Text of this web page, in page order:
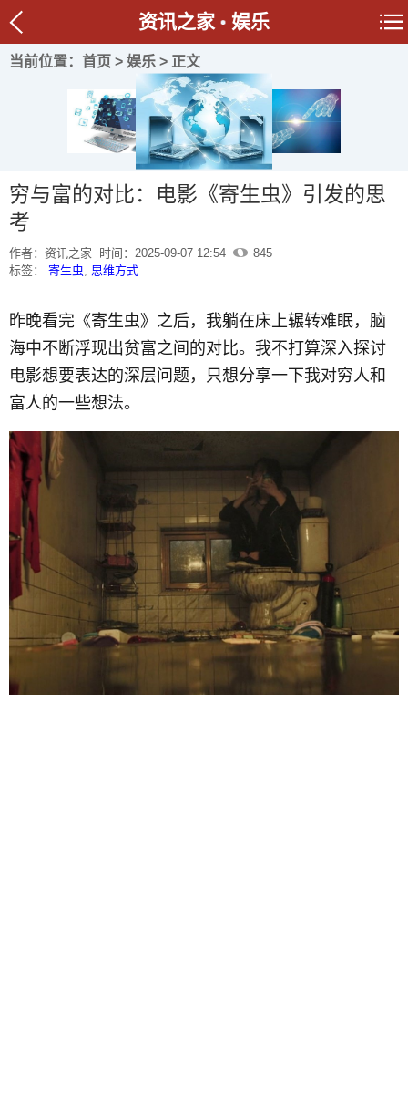
资讯之家 娱乐
当前位置： 首页 > 娱乐 > 正文
穷与富的对比：电影《寄生虫》引发的思
考
作者：资讯之家 时间：2025-09-07 12:54
845
标签： 寄生虫, 思维方式
昨晚看完《寄生虫》之后，我躺在床上辗转难眠，脑
海中不断浮现出贫富之间的对比。我不打算深入探讨
电影想要表达的深层问题，只想分享一下我对穷人和
富人的一些想法。